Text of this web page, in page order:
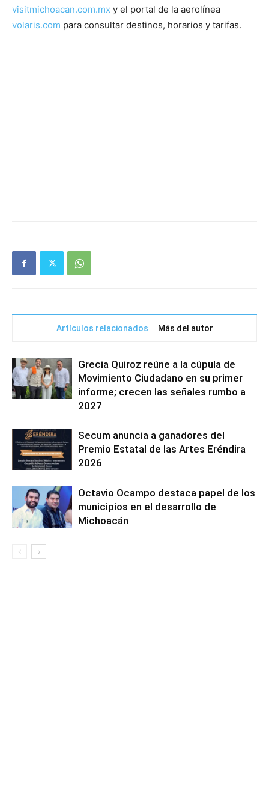
visitmichoacan.com.mx y el portal de la aerolínea
volaris.com para consultar destinos, horarios y tarifas.
Artículos relacionados Más del autor
Grecia Quiroz reúne a la cúpula de
Movimiento Ciudadano en su primer
informe; crecen las señales rumbo a
2027
Secum anuncia a ganadores del
Premio Estatal de las Artes Eréndira
2026
Octavio Ocampo destaca papel de los
municipios en el desarrollo de
Michoacán